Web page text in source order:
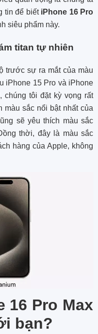
tin để biết iPhone 16 Pro
siêu phẩm này.
titan tự nhiên
trước sự ra mắt của màu
iPhone 15 Pro và iPhone
chúng tôi đặt kỳ vọng rất
màu sắc nổi bật nhất của
sẽ yêu thích màu sắc
thời, đây là màu sắc
hàng của Apple, không
16 Pro Max
bạn?